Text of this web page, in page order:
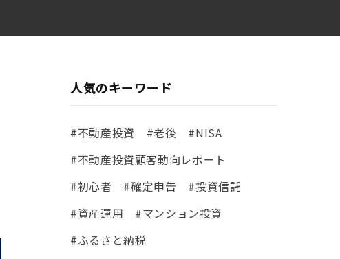
人気のキーワード
#不動産投資 #老後
#NISA
#不動産投資顧客動向レポート
#初心者
#確定申告
#投資信託
#資産運用
#マンション投資
#ふるさと納税